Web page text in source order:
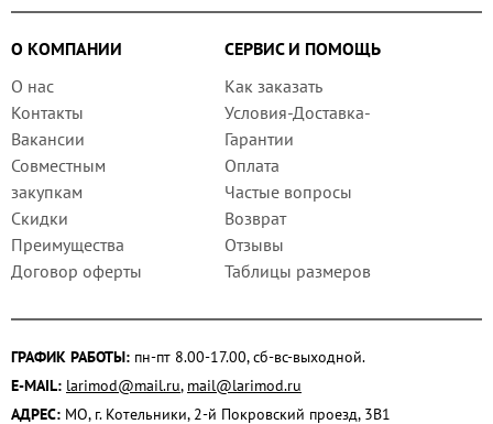
О КОМПАНИИ
СЕРВИС И ПОМОЩЬ
О нас
Контакты
Вакансии
Совместным
закупкам
Скидки
Преимущества
Договор оферты
Как заказать
Условия-Доставка-
Гарантии
Оплата
Частые вопросы
Возврат
Отзывы
Таблицы размеров
ГРАФИК РАБОТЫ: пн-пт 8.00-17.00, сб-вс-выходной.
E-MAIL: larimod@mail.ru, mail@larimod.ru
АДРЕС: МО, г. Котельники, 2-й Покровский проезд, 3В1